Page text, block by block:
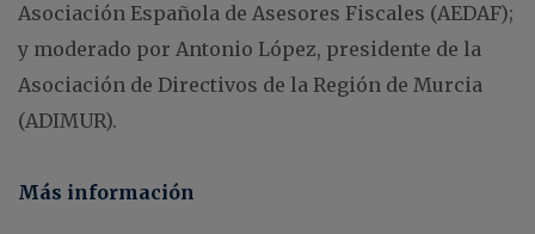
Asociación Española de Asesores Fiscales (AEDAF);
y moderado por Antonio López, presidente de la
Asociación de Directivos de la Región de Murcia
(ADIMUR).
Más información